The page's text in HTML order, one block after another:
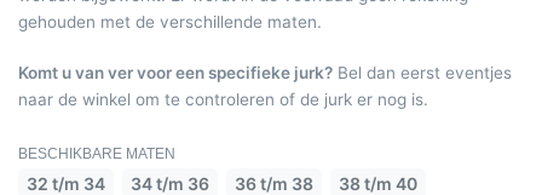
gehouden met de verschillende maten.
Komt u van ver voor een specifieke jurk? Bel dan eerst eventjes
naar de winkel om te controleren of de jurk er nog is.
BESCHIKBARE MATEN
32 t/m 34 34 t/m 36 36 t/m 38
38 t/m 40